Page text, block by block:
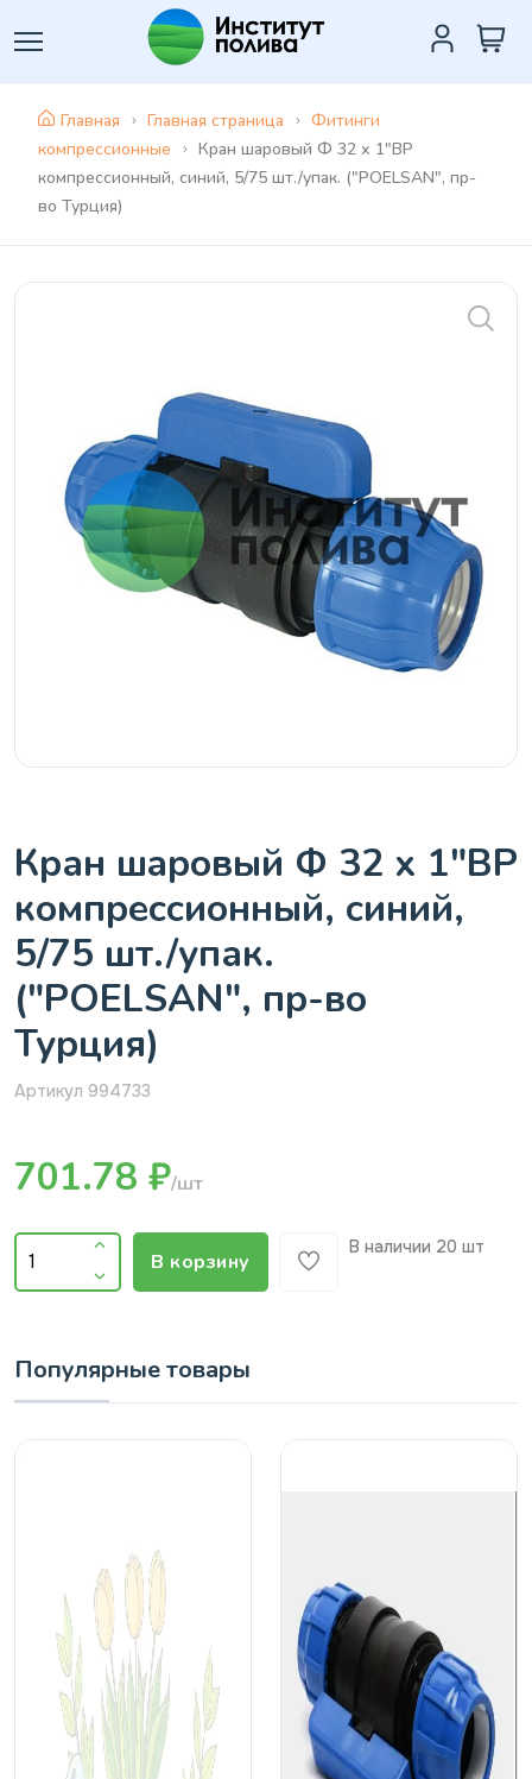
Главная Главная страница
Фитинги
компрессионные
Кран шaровый Ф 32 х 1"ВР
компрессионный, синий, 5/75 шт./упак. ("POELSAN", пр-
во Турция)
Кран шaровый Ф 32 х 1"ВР
компрессионный, синий,
5/75 шт./упак.
("POELSAN", пр-во
Турция)
Артикул 994733
701.78 ₽/шт
В корзину
В наличии 20 шт
Популярные товары